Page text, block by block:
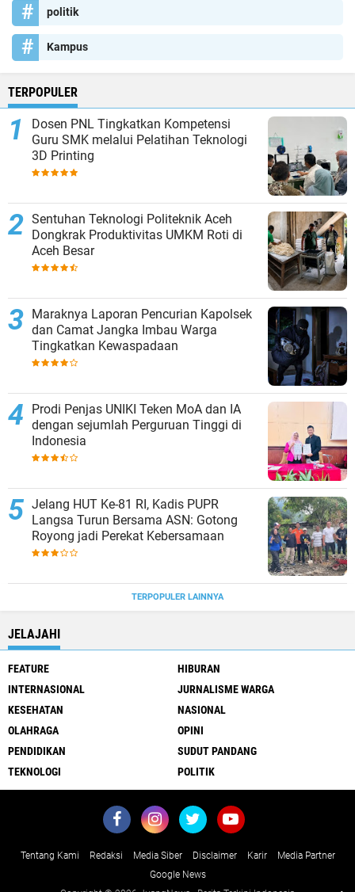
politik
Kampus
TERPOPULER
Dosen PNL Tingkatkan Kompetensi
Guru SMK melalui Pelatihan Teknologi
3D Printing
Sentuhan Teknologi Politeknik Aceh
Dongkrak Produktivitas UMKM Roti di
Aceh Besar
Maraknya Laporan Pencurian Kapolsek
dan Camat Jangka Imbau Warga
Tingkatkan Kewaspadaan
Prodi Penjas UNIKI Teken MoA dan IA
dengan sejumlah Perguruan Tinggi di
Indonesia
Jelang HUT Ke-81 RI, Kadis PUPR
Langsa Turun Bersama ASN: Gotong
Royong jadi Perekat Kebersamaan
TERPOPULER LAINNYA
JELAJAHI
FEATURE
HIBURAN
INTERNASIONAL
JURNALISME WARGA
KESEHATAN
NASIONAL
OLAHRAGA
OPINI
PENDIDIKAN
SUDUT PANDANG
TEKNOLOGI
POLITIK
Tentang Kami Redaksi Media Siber Disclaimer Karir
Media Partner
Google News